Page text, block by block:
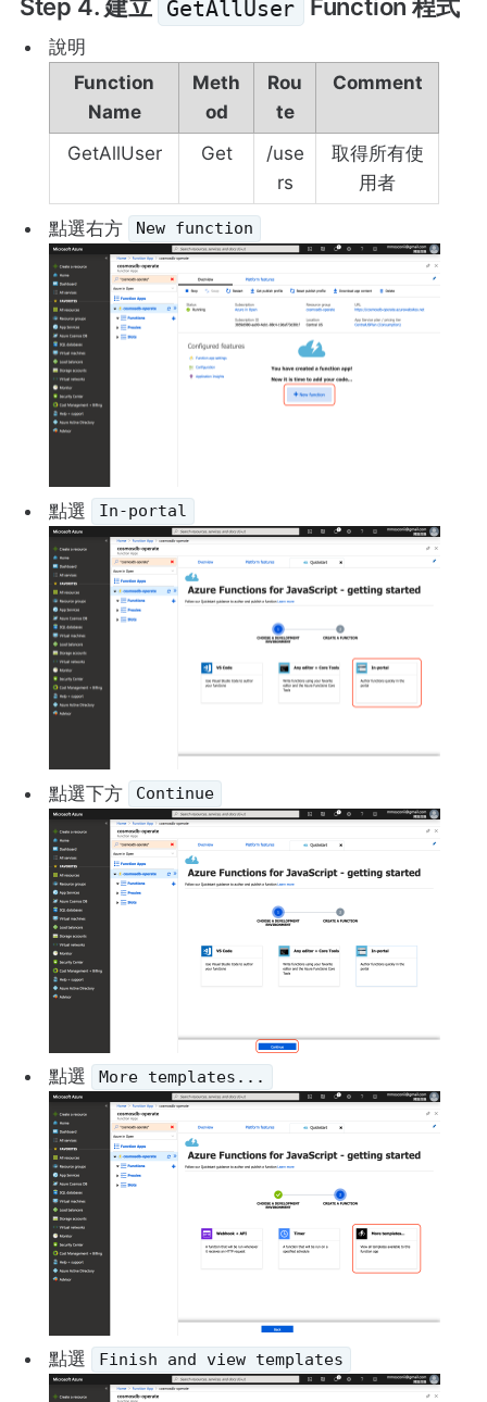
Step 4. 建立 GetAllUser Function 程式
說明
Function
Name
Meth
od
Rou
te
Comment
GetAllUser Get
/use
rs
取得所有使
用者
點選右方 New function
點選 In-portal
點選下方 Continue
點選 More templates...
點選 Finish and view templates